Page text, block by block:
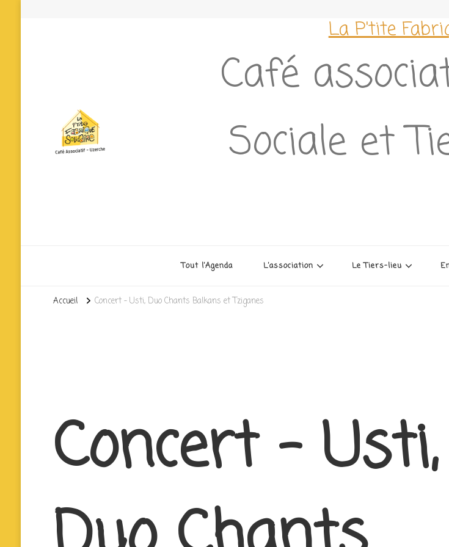
La P'tite
Café
Sociale et
Tout l’Agenda L’association Le Tiers-lieu
Accueil Concert – Usti, Duo Chants Balkans et Tziganes
Concert – Usti,